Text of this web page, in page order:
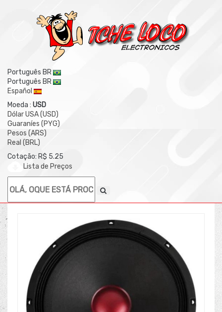
Português BR
Português BR
Español
Moeda : USD
Dólar USA (USD)
Guaraníes (PYG)
Pesos (ARS)
Real (BRL)
Cotação: R$ 5.25
Lista de Preços